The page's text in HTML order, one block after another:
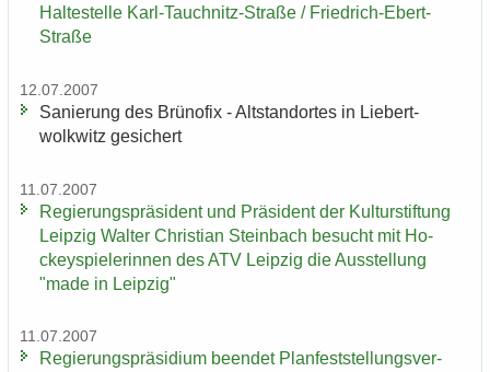
Hal­te­stel­le Karl-​Tauchnitz-Straße / Friedrich-​Ebert-
Straße
12.07.2007
Sa­nie­rung des Brü­no­fix - Alt­stand­or­tes in Lie­bert­
wolkwitz ge­si­chert
11.07.2007
Re­gie­rungs­prä­si­dent und Prä­si­dent der Kul­tur­stif­tung
Leip­zig Wal­ter Chris­ti­an Stein­bach be­sucht mit Ho­
ckey­spie­le­rin­nen des ATV Leip­zig die Aus­stel­lung
"made in Leip­zig"
11.07.2007
Re­gie­rungs­prä­si­di­um be­en­det Plan­fest­stel­lungs­ver­